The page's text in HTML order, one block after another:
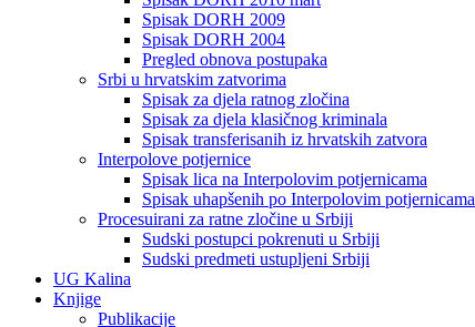
Spisak DORH 2009
Spisak DORH 2004
Pregled obnova postupaka
Srbi u hrvatskim zatvorima
Spisak za djela ratnog zločina
Spisak za djela klasičnog kriminala
Spisak transferisanih iz hrvatskih zatvora
Interpolove potjernice
Spisak lica na Interpolovim potjernicama
Spisak uhapšenih po Interpolovim potjernicama
Procesuirani za ratne zločine u Srbiji
Sudski postupci pokrenuti u Srbiji
Sudski predmeti ustupljeni Srbiji
UG Kalina
Knjige
Publikacije